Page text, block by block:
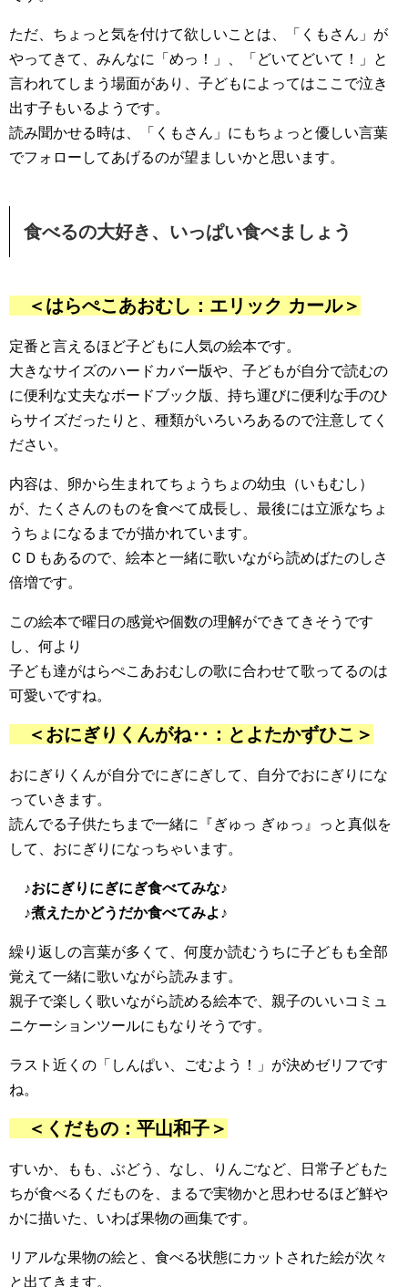
ただ、ちょっと気を付けて欲しいことは、「くもさん」が
やってきて、みんなに「めっ！」、「どいてどいて！」と
言われてしまう場面があり、子どもによってはここで泣き
出す子もいるようです。
読み聞かせる時は、「くもさん」にもちょっと優しい言葉
でフォローしてあげるのが望ましいかと思います。
食べるの大好き、いっぱい食べましょう
＜はらぺこあおむし：エリック カール＞
定番と言えるほど子どもに人気の絵本です。
大きなサイズのハードカバー版や、子どもが自分で読むの
に便利な丈夫なボードブック版、持ち運びに便利な手のひ
らサイズだったりと、種類がいろいろあるので注意してく
ださい。
内容は、卵から生まれてちょうちょの幼虫（いもむし）
が、たくさんのものを食べて成長し、最後には立派なちょ
うちょになるまでが描かれています。
ＣＤもあるので、絵本と一緒に歌いながら読めばたのしさ
倍増です。
この絵本で曜日の感覚や個数の理解ができてきそうです
し、何より
子ども達がはらぺこあおむしの歌に合わせて歌ってるのは
可愛いですね。
＜おにぎりくんがね‥：とよたかずひこ＞
おにぎりくんが自分でにぎにぎして、自分でおにぎりにな
っていきます。
読んでる子供たちまで一緒に『ぎゅっ ぎゅっ』っと真似を
して、おにぎりになっちゃいます。
♪おにぎりにぎにぎ食べてみな♪
♪煮えたかどうだか食べてみよ♪
繰り返しの言葉が多くて、何度か読むうちに子どもも全部
覚えて一緒に歌いながら読みます。
親子で楽しく歌いながら読める絵本で、親子のいいコミュ
ニケーションツールにもなりそうです。
ラスト近くの「しんぱい、ごむよう！」が決めゼリフです
ね。
＜くだもの：平山和子＞
すいか、もも、ぶどう、なし、りんごなど、日常子どもた
ちが食べるくだものを、まるで実物かと思わせるほど鮮や
かに描いた、いわば果物の画集です。
リアルな果物の絵と、食べる状態にカットされた絵が次々
と出てきます。